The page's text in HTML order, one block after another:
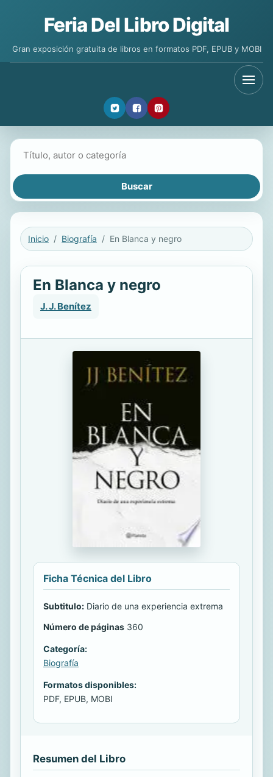
Feria Del Libro Digital
Gran exposición gratuita de libros en formatos PDF, EPUB y MOBI
Inicio Biografía En Blanca y negro
En Blanca y negro
J. J. Benítez
Ficha Técnica del Libro
Subtitulo: Diario de una experiencia extrema
Número de páginas 360
Categoría:
Biografía
Formatos disponibles:
PDF, EPUB, MOBI
Resumen del Libro